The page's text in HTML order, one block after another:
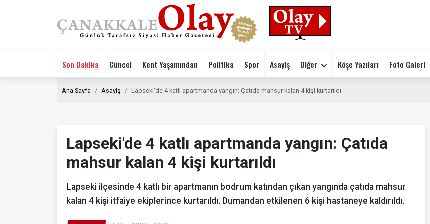
Son Dakika Güncel Kent Yaşamından Politika Spor Asayiş Diğer Köşe Yazıları Foto Galeri
Ana Sayfa Asayiş Lapseki'de 4 katlı apartmanda yangın: Çatıda mahsur kalan 4 kişi kurtarıldı
Lapseki'de 4 katlı apartmanda yangın: Çatıda
mahsur kalan 4 kişi kurtarıldı
Lapseki ilçesinde 4 katlı bir apartmanın bodrum katından çıkan yangında çatıda mahsur
kalan 4 kişi itfaiye ekiplerince kurtarıldı. Dumandan etkilenen 6 kişi hastaneye kaldırıldı.